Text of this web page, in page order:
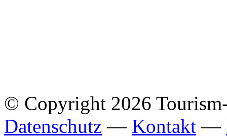
© Copyright 2026
Datenschutz — Kontakt —